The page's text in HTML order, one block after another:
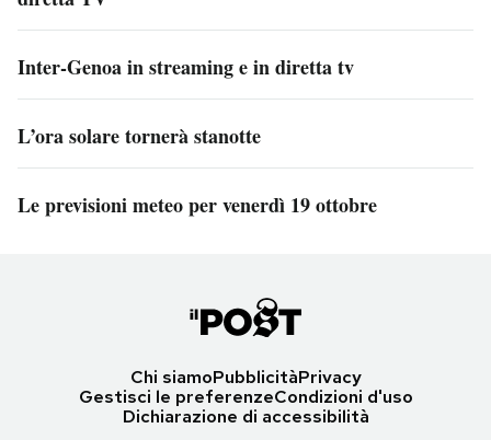
Inter-Genoa in streaming e in diretta tv
L’ora solare tornerà stanotte
Le previsioni meteo per venerdì 19 ottobre
Chi siamoPubblicitàPrivacy
Gestisci le preferenzeCondizioni d'uso
Dichiarazione di accessibilità